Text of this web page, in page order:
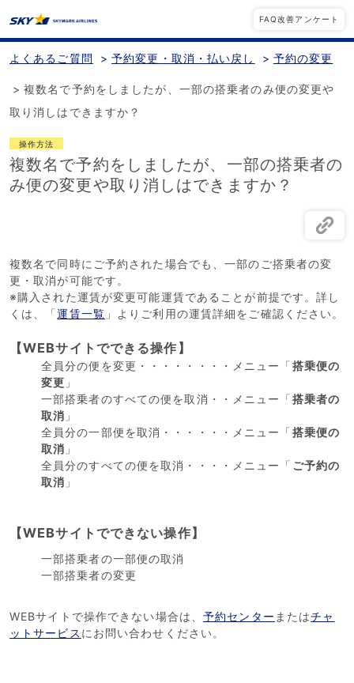
FAQ改善アンケート
よくあるご質問 > 予約変更・取消・払い戻し > 予約の変更
> 複数名で予約をしましたが、一部の搭乗者のみ便の変更や
取り消しはできますか？
操作方法
複数名で予約をしましたが、一部の搭乗者の
み便の変更や取り消しはできますか？
複数名で同時にご予約された場合でも、一部のご搭乗者の変
更・取消が可能です。
※購入された運賃が変更可能運賃であることが前提です。詳し
くは、「運賃一覧 」よりご利用の運賃詳細をご確認ください。
【WEBサイトでできる操作】
全員分の便を変更・・・・・・・・メニュー「搭乗便の
変更 」
一部搭乗者のすべての便を取消・・メニュー「搭乗者の
取消 」
全員分の一部便を取消・・・・・・メニュー「搭乗便の
取消 」
全員分のすべての便を取消・・・・メニュー「 ご予約の
取消 」
【WEBサイトでできない操作】
一部搭乗者の一部便の取消
一部搭乗者の変更
WEBサイトで操作できない場合は、予約センター またはチャ
ットサービス にお問い合わせください。